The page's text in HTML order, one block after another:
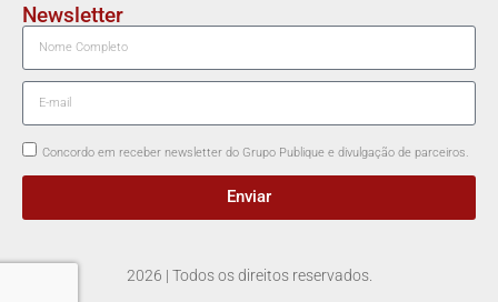
Newsletter
Concordo em receber newsletter do Grupo Publique e divulgação de parceiros.
Enviar
2026 | Todos os direitos reservados.